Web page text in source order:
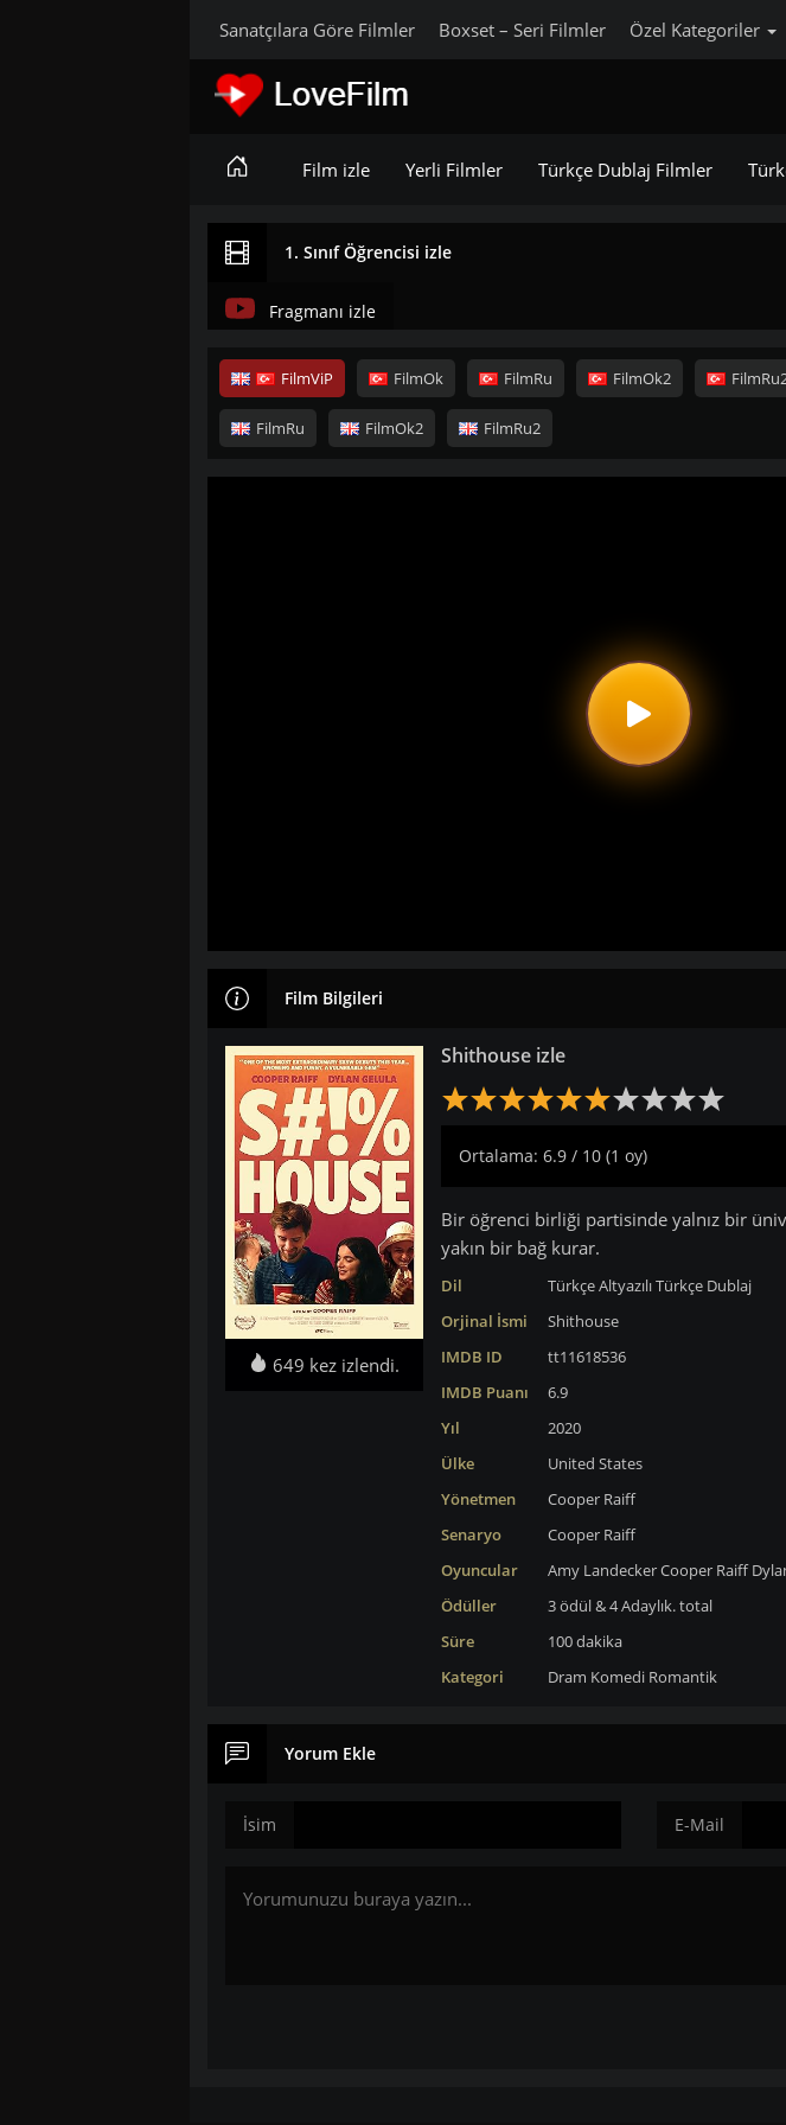
Sanatçılara Göre Filmler Boxset – Seri Filmler Özel Kategoriler
Film izle Yerli Filmler Türkçe Dublaj Filmler
1. Sınıf Öğrencisi izle
Fragmanı izle
FilmViP FilmOk FilmRu FilmOk2
FilmRu FilmOk2 FilmRu2
Film Bilgileri
649 kez izlendi.
Shithouse izle
Ortalama: 6.9 / 10 (1 oy)
Bir öğrenci birliği partisinde yalnız bir
yakın bir bağ kurar.
Dil Türkçe AltyazılıTürkçe Dublaj
Orjinal İsmi
Shithouse
IMDB ID
tt11618536
IMDB Puanı
6.9
Yıl
2020
Ülke
United States
Yönetmen
Cooper Raiff
Senaryo
Cooper Raiff
Oyuncular
Amy LandeckerCooper Raiff
Ödüller
3 ödül & 4 Adaylık. total
Süre
100 dakika
Kategori
Dram Komedi Romantik
Yorum Ekle
İsim E-Mail